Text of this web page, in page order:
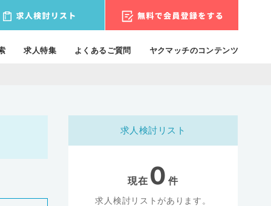
求人特集 よくあるご質問 ヤクマッチのコンテンツ
求人検討リスト
現在 0 件
求人検討リストがあります。